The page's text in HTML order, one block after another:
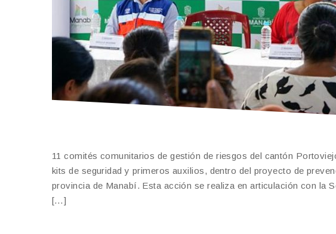
11 comités comunitarios de gestión de riesgos del cantón
kits de seguridad y primeros auxilios, dentro del proyecto de
provincia de Manabí. Esta acción se realiza en articulación con la
[…]